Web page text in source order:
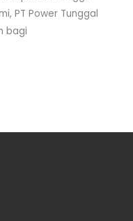
PT Power Tunggal
bagi